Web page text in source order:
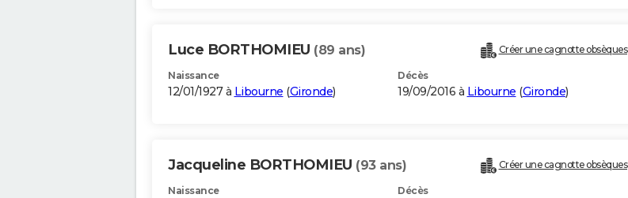
Luce BORTHOMIEU (89 ans) Créer une cagnotte obsèques
Naissance
12/01/1927 à Libourne (Gironde)
Décès
19/09/2016 à Libourne (Gironde)
Jacqueline BORTHOMIEU (93 ans) Créer une cagnotte obsèques
Naissance Décès